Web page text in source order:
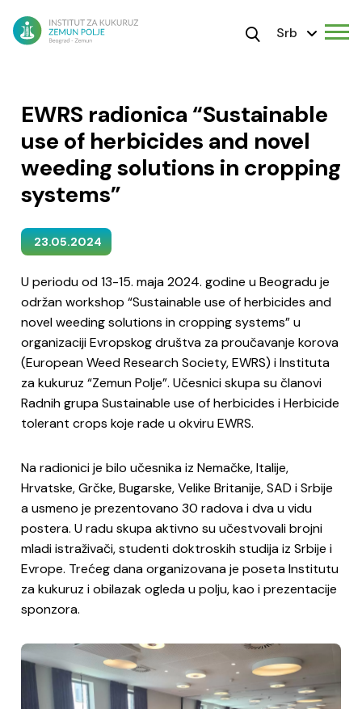
Srb
EWRS radionica “Sustainable
use of herbicides and novel
weeding solutions in cropping
systems”
23.05.2024
U periodu od 13-15. maja 2024. godine u Beogradu je
održan workshop “Sustainable use of herbicides and
novel weeding solutions in cropping systems” u
organizaciji Evropskog društva za proučavanje korova
(European Weed Research Society, EWRS) i Instituta
za kukuruz “Zemun Polje”. Učesnici skupa su članovi
Radnih grupa Sustainable use of herbicides i Herbicide
tolerant crops koje rade u okviru EWRS.
Na radionici je bilo učesnika iz Nemačke, Italije,
Hrvatske, Grčke, Bugarske, Velike Britanije, SAD i Srbije
a usmeno je prezentovano 30 radova i dva u vidu
postera. U radu skupa aktivno su učestvovali brojni
mladi istraživači, studenti doktroskih studija iz Srbije i
Evrope. Trećeg dana organizovana je poseta Institutu
za kukuruz i obilazak ogleda u polju, kao i prezentacije
sponzora.